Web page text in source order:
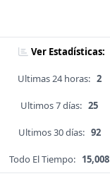
Ver Estadísticas:
Ultimas 24 horas: 2
Ultimos 7 días: 25
Ultimos 30 días: 92
Todo El Tiempo: 15,008